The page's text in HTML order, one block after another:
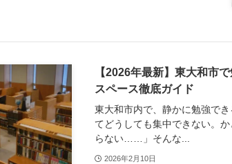
【2026年最新】東大和市
スペース徹底ガイド
東大和市内で、静かに勉強で
てどうしても集中できない。
らない……」そんな...
2026年2月10日